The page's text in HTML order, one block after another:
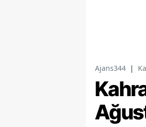
Ajans344 |